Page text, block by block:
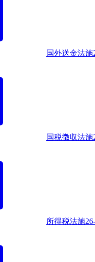
国外送金法施
国税徴収法施
所得税法施